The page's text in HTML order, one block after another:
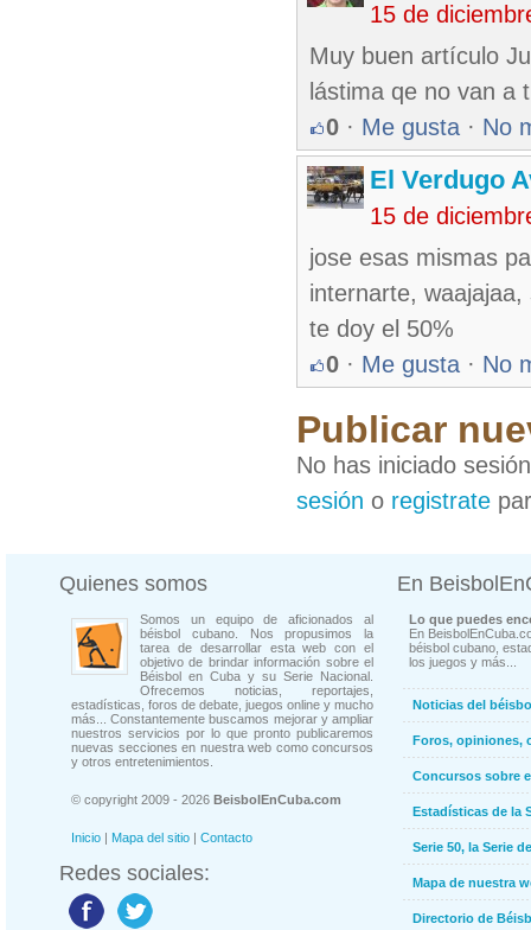
15 de
Muy buen artículo
lástima qe no van a
0 · Me gusta · No
El Verdugo
15 de
jose esas mismas
internarte,
te doy el 50%
0 · Me gusta · No
Publicar
No has iniciado
sesión o registrate
Quienes somos
Somos un equipo de aficionados al
béisbol cubano. Nos propusimos la
tarea de desarrollar esta web con el
objetivo de brindar información sobre el
Béisbol en Cuba y su Serie Nacional.
Ofrecemos noticias, reportajes,
estadísticas, foros de debate, juegos online y mucho
más... Constantemente buscamos mejorar y ampliar
nuestros servicios por lo que pronto publicaremos
nuevas secciones en nuestra web como concursos
y otros entretenimientos.
© copyright 2009 - 2026 BeisbolEnCuba.com
Inicio | Mapa del sitio | Contacto
Redes sociales:
En
Lo que puedes
En
béisbol cubano,
los juegos y más...
Noticias del
Foros, opiniones,
Concursos sobre
Estadísticas de la
Serie 50, la Serie
Mapa de nuestra
Directorio de